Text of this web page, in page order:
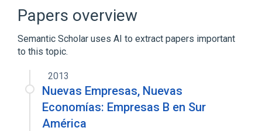
DARPA Grand Challenge (2007)
Tomorrowland
Papers overview
Semantic Scholar uses AI to extract papers important
to this topic.
2013
Nuevas Empresas, Nuevas
Economías: Empresas B en Sur
América